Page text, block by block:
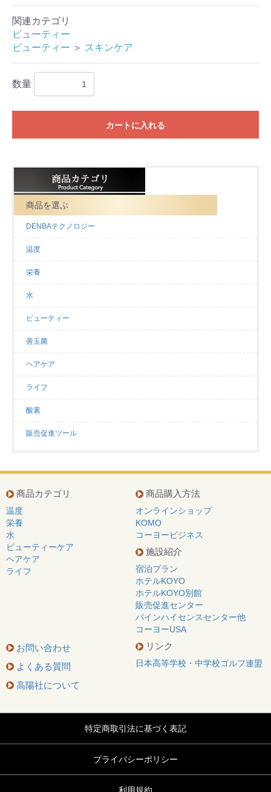
関連カテゴリ
ビューティー
ビューティー ＞ スキンケア
数量
カートに入れる
商品を選ぶ
DENBAテクノロジー
温度
栄養
水
ビューティー
善玉菌
ヘアケア
ライフ
酸素
販売促進ツール
商品カテゴリ
温度
栄養
水
ビューティーケア
ヘアケア
ライフ
商品購入方法
オンラインショップ
KOMO
コーヨービジネス
施設紹介
宿泊プラン
ホテルKOYO
ホテルKOYO別館
販売促進センター
パインハイセンスセンター他
コーヨーUSA
お問い合わせ
よくある質問
高陽社について
リンク
日本高等学校・中学校ゴルフ連盟
特定商取引法に基づく表記
プライバシーポリシー